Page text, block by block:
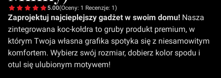
5.00(Oceny: 1 Recenzje: 1)
Zaprojektuj najcieplejszy gadżet w swoim domu! Nasza
zintegrowana koc-kołdra to gruby produkt premium, w
którym Twoja własna grafika spotyka się z niesamowitym
komfortem. Wybierz swój rozmiar, dobierz kolor spodu i
otul się ulubionym motywem!